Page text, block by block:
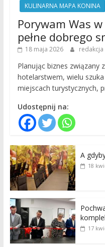
KULINARNA MAPA KONINA
Porywam Was
pełne dobrego
18 maja 2026 redakcja
Planując biznes związany
hotelarstwem, wielu
miejscach turystycznych,
Udostępnij na:
A
18
17